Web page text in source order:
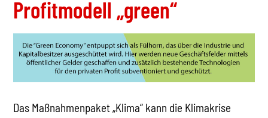
Profitmodell „green“
Das Maßnahmenpaket „Klima“ kann die Klimakrise